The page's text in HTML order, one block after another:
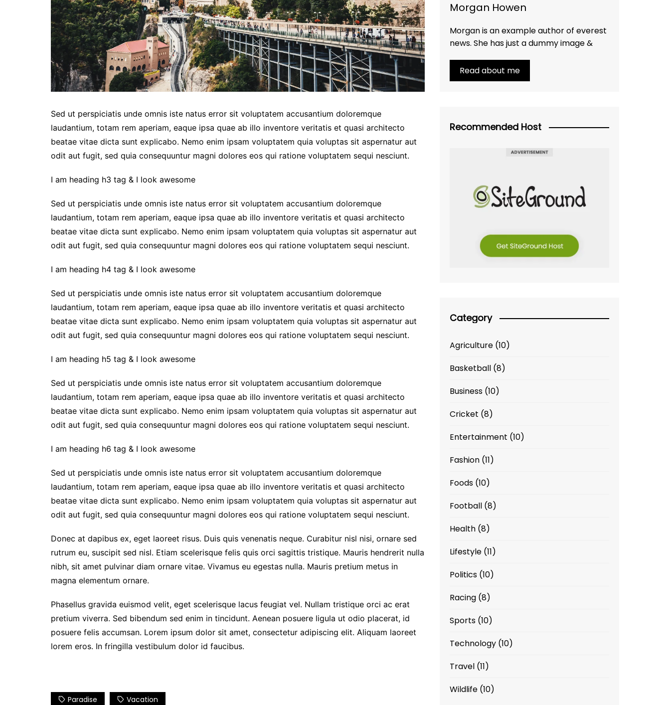
Sed ut perspiciatis unde omnis iste natus error sit voluptatem accusantium doloremque
laudantium, totam rem aperiam, eaque ipsa quae ab illo inventore veritatis et quasi architecto
beatae vitae dicta sunt explicabo. Nemo enim ipsam voluptatem quia voluptas sit aspernatur aut
odit aut fugit, sed quia consequuntur magni dolores eos qui ratione voluptatem sequi nesciunt.
I am heading h3 tag & I look awesome
Sed ut perspiciatis unde omnis iste natus error sit voluptatem accusantium doloremque
laudantium, totam rem aperiam, eaque ipsa quae ab illo inventore veritatis et quasi architecto
beatae vitae dicta sunt explicabo. Nemo enim ipsam voluptatem quia voluptas sit aspernatur aut
odit aut fugit, sed quia consequuntur magni dolores eos qui ratione voluptatem sequi nesciunt.
I am heading h4 tag & I look awesome
Sed ut perspiciatis unde omnis iste natus error sit voluptatem accusantium doloremque
laudantium, totam rem aperiam, eaque ipsa quae ab illo inventore veritatis et quasi architecto
beatae vitae dicta sunt explicabo. Nemo enim ipsam voluptatem quia voluptas sit aspernatur aut
odit aut fugit, sed quia consequuntur magni dolores eos qui ratione voluptatem sequi nesciunt.
I am heading h5 tag & I look awesome
Sed ut perspiciatis unde omnis iste natus error sit voluptatem accusantium doloremque
laudantium, totam rem aperiam, eaque ipsa quae ab illo inventore veritatis et quasi architecto
beatae vitae dicta sunt explicabo. Nemo enim ipsam voluptatem quia voluptas sit aspernatur aut
odit aut fugit, sed quia consequuntur magni dolores eos qui ratione voluptatem sequi nesciunt.
I am heading h6 tag & I look awesome
Sed ut perspiciatis unde omnis iste natus error sit voluptatem accusantium doloremque
laudantium, totam rem aperiam, eaque ipsa quae ab illo inventore veritatis et quasi architecto
beatae vitae dicta sunt explicabo. Nemo enim ipsam voluptatem quia voluptas sit aspernatur aut
odit aut fugit, sed quia consequuntur magni dolores eos qui ratione voluptatem sequi nesciunt.
Donec at dapibus ex, eget laoreet risus. Duis quis venenatis neque. Curabitur nisl nisi, ornare sed
rutrum eu, suscipit sed nisl. Etiam scelerisque felis quis orci sagittis tristique. Mauris hendrerit nulla
nibh, sit amet pulvinar diam ornare vitae. Vivamus eu egestas nulla. Mauris pretium metus in
magna elementum ornare.
Phasellus gravida euismod velit, eget scelerisque lacus feugiat vel. Nullam tristique orci ac erat
pretium viverra. Sed bibendum sed enim in tincidunt. Aenean posuere ligula ut odio placerat, id
posuere felis accumsan. Lorem ipsum dolor sit amet, consectetur adipiscing elit. Aliquam laoreet
lorem eros. In fringilla vestibulum dolor id faucibus.
Paradise Vacation
Morgan Howen
Morgan is an example author of everest
news. She has just a dummy image &
Read about me
Recommended Host
Category
Agriculture (10)
Basketball (8)
Business (10)
Cricket (8)
Entertainment (10)
Fashion (11)
Foods (10)
Football (8)
Health (8)
Lifestyle (11)
Politics (10)
Racing (8)
Sports (10)
Technology (10)
Travel (11)
Wildlife (10)